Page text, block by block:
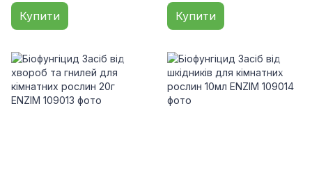
Купити Купити